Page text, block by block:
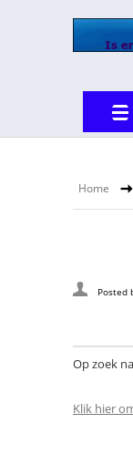
Home
Posted
Op zoek
Klik hier